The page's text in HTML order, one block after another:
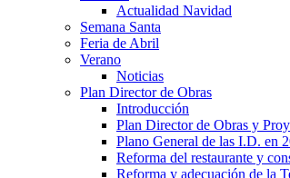
Actualidad Navidad
Semana Santa
Feria de Abril
Verano
Noticias
Plan Director de Obras
Introducción
Plan Director de Obras y
Plano General de las I.D. en
Reforma del restaurante y
Reforma y adecuación de la